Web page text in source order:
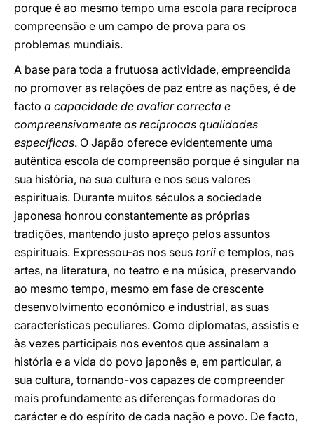
porque é ao mesmo tempo uma escola para recíproca
compreensão e um campo de prova para os
problemas mundiais.
A base para toda a frutuosa actividade, empreendida
no promover as relações de paz entre as nações, é de
facto a capacidade de avaliar correcta e
compreensivamente as recíprocas qualidades
específicas. O Japão oferece evidentemente uma
autêntica escola de compreensão porque é singular na
sua história, na sua cultura e nos seus valores
espirituais. Durante muitos séculos a sociedade
japonesa honrou constantemente as próprias
tradições, mantendo justo apreço pelos assuntos
espirituais. Expressou-as nos seus torii e templos, nas
artes, na literatura, no teatro e na música, preservando
ao mesmo tempo, mesmo em fase de crescente
desenvolvimento económico e industrial, as suas
características peculiares. Como diplomatas, assistis e
às vezes participais nos eventos que assinalam a
história e a vida do povo japonês e, em particular, a
sua cultura, tornando-vos capazes de compreender
mais profundamente as diferenças formadoras do
carácter e do espírito de cada nação e povo. De facto,